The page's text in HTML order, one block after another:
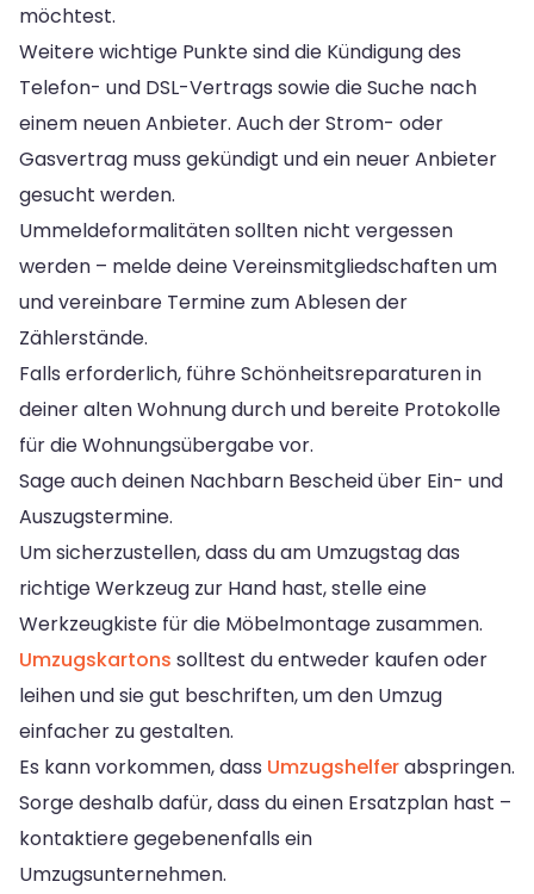
möchtest.
Weitere wichtige Punkte sind die Kündigung des
Telefon- und DSL-Vertrags sowie die Suche nach
einem neuen Anbieter. Auch der Strom- oder
Gasvertrag muss gekündigt und ein neuer Anbieter
gesucht werden.
Ummeldeformalitäten sollten nicht vergessen
werden – melde deine Vereinsmitgliedschaften um
und vereinbare Termine zum Ablesen der
Zählerstände.
Falls erforderlich, führe Schönheitsreparaturen in
deiner alten Wohnung durch und bereite Protokolle
für die Wohnungsübergabe vor.
Sage auch deinen Nachbarn Bescheid über Ein- und
Auszugstermine.
Um sicherzustellen, dass du am Umzugstag das
richtige Werkzeug zur Hand hast, stelle eine
Werkzeugkiste für die Möbelmontage zusammen.
Umzugskartons solltest du entweder kaufen oder
leihen und sie gut beschriften, um den Umzug
einfacher zu gestalten.
Es kann vorkommen, dass Umzugshelferabspringen.
Sorge deshalb dafür, dass du einen Ersatzplan hast –
kontaktiere gegebenenfalls ein
Umzugsunternehmen.